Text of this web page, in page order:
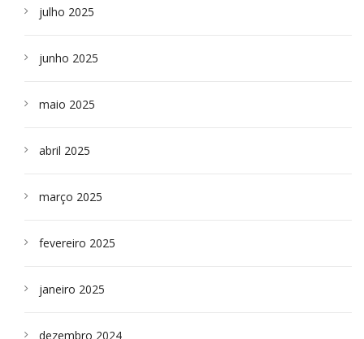
julho 2025
junho 2025
maio 2025
abril 2025
março 2025
fevereiro 2025
janeiro 2025
dezembro 2024